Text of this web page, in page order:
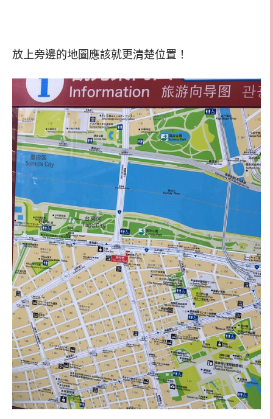
放上旁邊的地圖應該就更清楚位置！